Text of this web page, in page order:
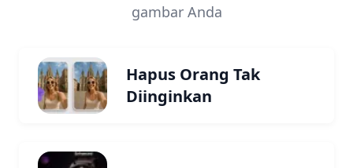
gambar Anda
Hapus Orang Tak
Diinginkan